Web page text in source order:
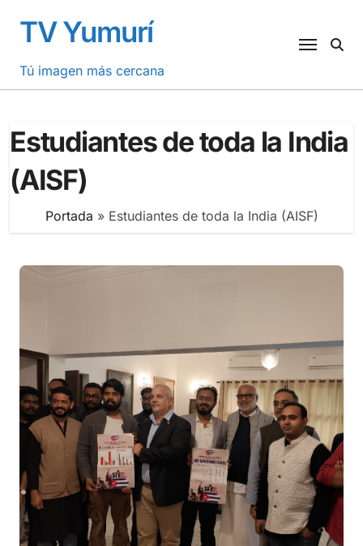
contenido
TV Yumurí
Tú imagen más cercana
Estudiantes de toda la India
(AISF)
Portada » Estudiantes de toda la India (AISF)